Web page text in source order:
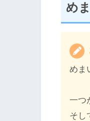
め
めま
一つ
そし